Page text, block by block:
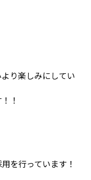
り楽しみにしてい
！
を行っています！